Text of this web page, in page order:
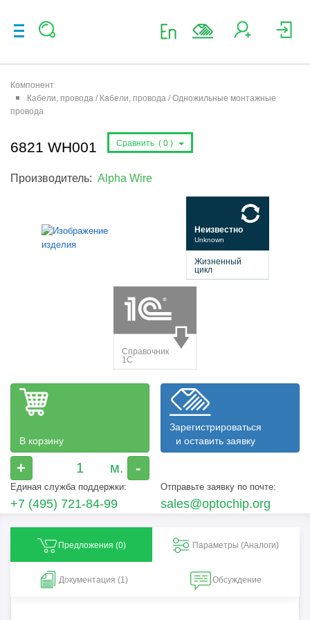
Компонент
Кабели, провода / Кабели, провода / Одножильные монтажные
провода
6821 WH001 Сравнить ( 0 )
Производитель: Alpha Wire
В корзину
+ -
Зарегистрироваться
и оставить заявку
Единая служба поддержки:
+7 (495) 721-84-99
Отправьте заявку по почте:
sales@optochip.org
Предложения (0) Параметры (Aналоги)
Документация (1) Обсуждение